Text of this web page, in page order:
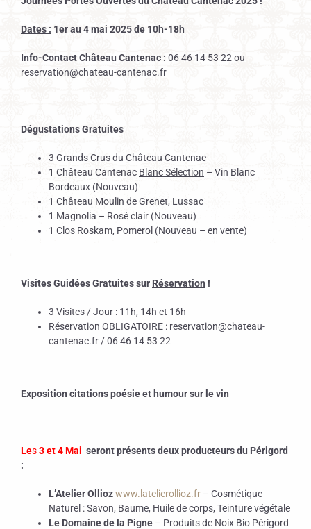
Dates : 1er au 4 mai 2025 de 10h-18h
Info-Contact Château Cantenac : 06 46 14 53 22 ou
reservation@chateau-cantenac.fr
Dégustations Gratuites
3 Grands Crus du Château Cantenac
1 Château Cantenac Blanc Sélection – Vin Blanc
Bordeaux (Nouveau)
1 Château Moulin de Grenet, Lussac
1 Magnolia – Rosé clair (Nouveau)
1 Clos Roskam, Pomerol (Nouveau – en vente)
Visites Guidées Gratuites sur Réservation !
3 Visites / Jour : 11h, 14h et 16h
Réservation OBLIGATOIRE : reservation@chateau-
cantenac.fr / 06 46 14 53 22
Exposition citations poésie et humour sur le vin
Les3 et 4 Mai seront présents deux producteurs du Périgord
:
L’Atelier Olliozwww.latelierollioz.fr– Cosmétique
Naturel : Savon, Baume, Huile de corps, Teinture végétale
Le Domaine de la Pigne– Produits de Noix Bio Périgord